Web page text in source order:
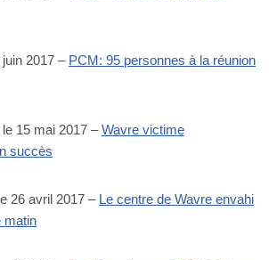
2017 – PCM: 95 personnes à la réunion
le 15 mai 2017 –Wavre victime
succès
26 avril 2017 – Le centre de Wavre envahi
matin